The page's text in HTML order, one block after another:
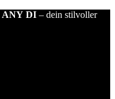
ANY DI – dein stilvoller